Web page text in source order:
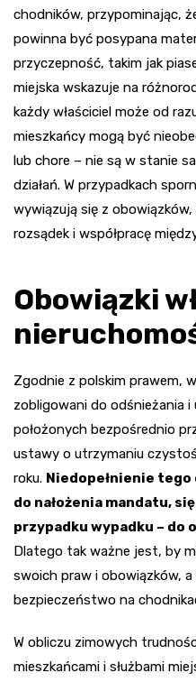
chodników, przypominając,
powinna być posypana
przyczepność, takim jak
miejska wskazuje na
każdy właściciel może od
mieszkańcy mogą być
lub chore – nie są w stanie
działań. W przypadkach
wywiązują się z
rozsądek i współpracę
Obowiązki
Zgodnie z polskim prawem,
zobligowani do odśnieżania
położonych bezpośrednio
ustawy o utrzymaniu
roku. Niedopełnienie
do nałożenia mandatu,
przypadku wypadku –
Dlatego tak ważne jest, by
swoich praw i obowiązków,
bezpieczeństwo na
W obliczu zimowych
mieszkańcami i służbami